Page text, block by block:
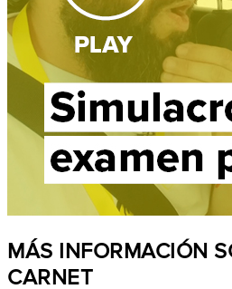
MÁS INFORMACIÓN
CARNET